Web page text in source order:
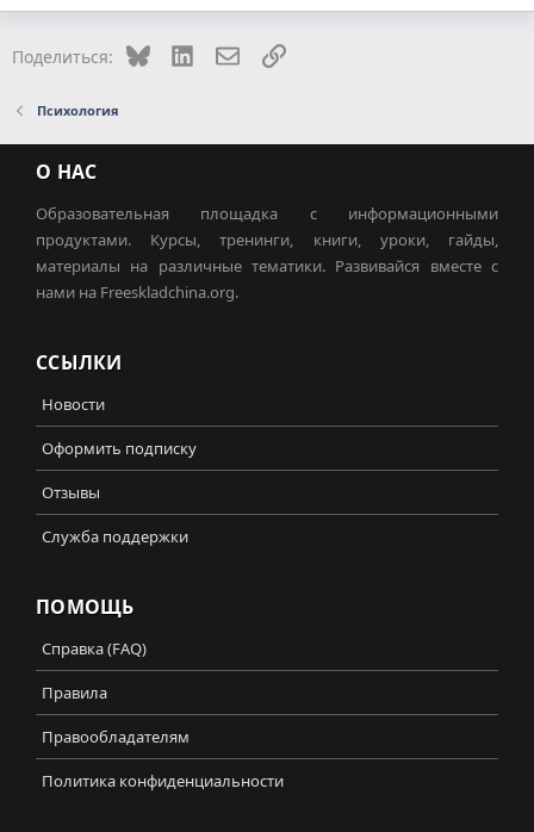
Поделиться: Bluesky LinkedInЭлектронная почта
Ссылка
Психология
О НАС
Образовательная площадка с информационными
продуктами. Курсы, тренинги, книги, уроки, гайды,
материалы на различные тематики. Развивайся вместе с
нами на Freeskladchina.org.
ССЫЛКИ
Новости
Оформить подписку
Отзывы
Служба поддержки
ПОМОЩЬ
Справка (FAQ)
Правила
Правообладателям
Политика конфиденциальности